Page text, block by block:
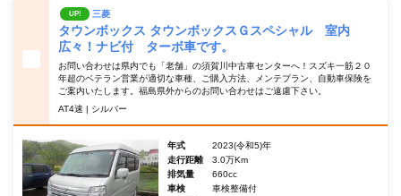
UP! 三菱
タウンボックス タウンボックスＧスペシャル 室内
広々！ナビ付 ターボ車です。
お問い合わせは県内でも「老舗」の須賀川中古車センターへ！スズキ一筋２０
年超のベテラン営業が適切な車種、ご購入方法、メンテプラン、自動車保険を
ご案内いたします。福島県外からのお問い合わせはご遠慮下さい。
AT4速 | シルバー
年式
2023(令和5)年
走行距離
3.0万Km
排気量
660cc
車検
車検整備付